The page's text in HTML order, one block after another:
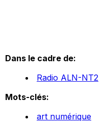
Dans le cadre de:
Radio ALN-NT2
Mots-clés:
art numérique